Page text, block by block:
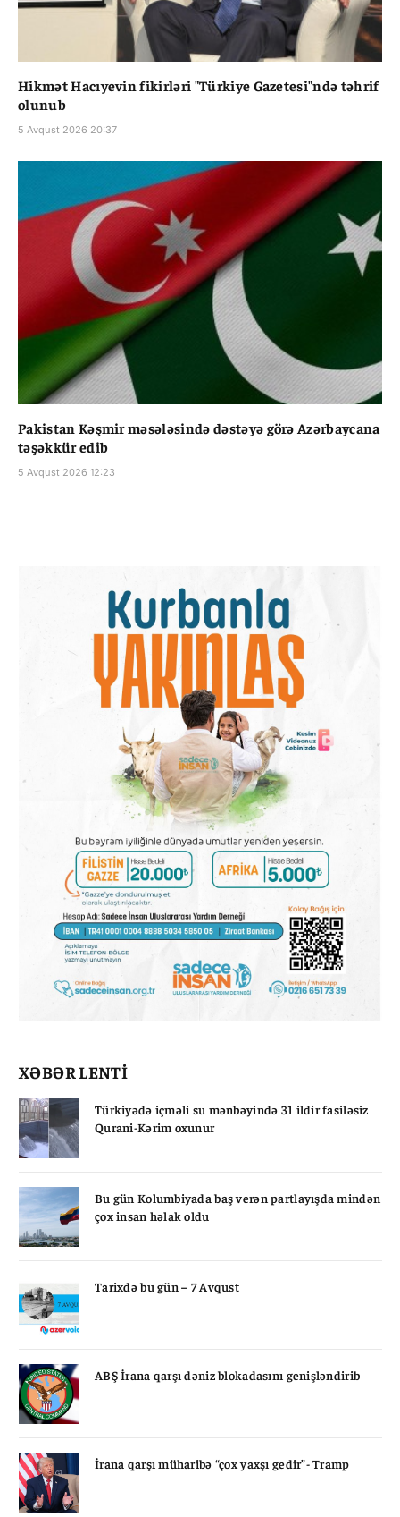
Hikmət Hacıyevin fikirləri "Türkiye Gazetesi"ndə təhrif
olunub
5 Avqust 2026 20:37
Pakistan Kəşmir məsələsində dəstəyə görə Azərbaycana
təşəkkür edib
5 Avqust 2026 12:23
XƏBƏR LENTİ
Türkiyədə içməli su mənbəyində 31 ildir fasiləsiz
Qurani-Kərim oxunur
Bu gün Kolumbiyada baş verən partlayışda mindən
çox insan həlak oldu
Tarixdə bu gün – 7 Avqust
ABŞ İrana qarşı dəniz blokadasını genişləndirib
İrana qarşı müharibə “çox yaxşı gedir”- Tramp